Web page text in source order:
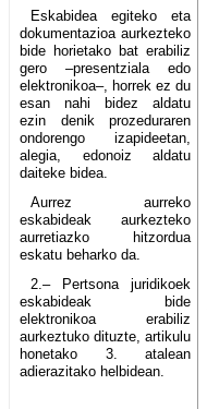
Eskabidea egiteko eta
dokumentazioa aurkezteko
bide horietako bat erabiliz
gero –presentziala edo
elektronikoa–, horrek ez du
esan nahi bidez aldatu
ezin denik prozeduraren
ondorengo izapideetan,
alegia, edonoiz aldatu
daiteke bidea.
Aurrez aurreko
eskabideak aurkezteko
aurretiazko hitzordua
eskatu beharko da.
2.– Pertsona juridikoek
eskabideak bide
elektronikoa erabiliz
aurkeztuko dituzte, artikulu
honetako 3. atalean
adierazitako helbidean.